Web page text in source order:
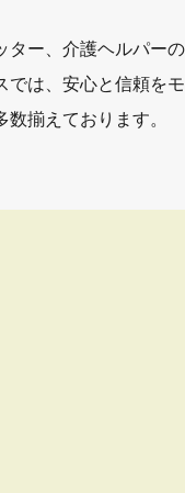
ー、介護ヘルパー
では、安心と信頼を
揃えております。